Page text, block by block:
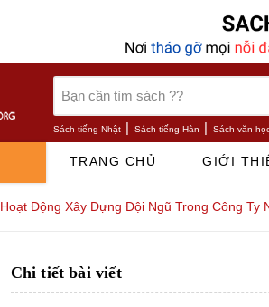
Sách tiếng Nhật | Sách tiếng Hàn | Sách văn
TRANG CHỦ GIỚI
Hoạt Động Xây Dựng Đội Ngũ Trong Công Ty
Chi tiết bài viết